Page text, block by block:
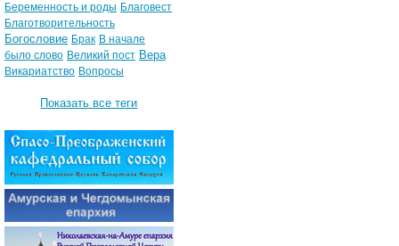
Беременность и роды Благовест
Благотворительность
Богословие Брак В начале
было слово Великий пост Вера
Викариатство Вопросы
Показать все теги